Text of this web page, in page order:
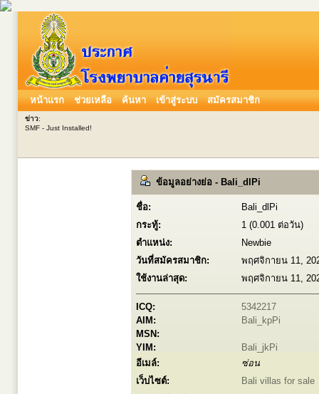
หน้าแรก ช่วยเหลือ ค้นหา เข้าสู่ระบบ สมัครสมาชิก
ข่าว:
SMF - Just Installed!
ข้อมูลอย่างย่อ - Bali_dlPi
ชื่อ:
Bali_dlPi
กระทู้:
1 (0.001 ต่อวัน)
ตำแหน่ง:
Newbie
วันที่สมัครสมาชิก:
พฤศจิกายน 11,
ใช้งานล่าสุด:
พฤศจิกายน 11,
ICQ:
5342217
AIM:
Bali_kpPi
MSN:
YIM:
Bali_jkPi
อีเมล์:
ซ่อน
เว็บไซต์:
Bali villas for sale